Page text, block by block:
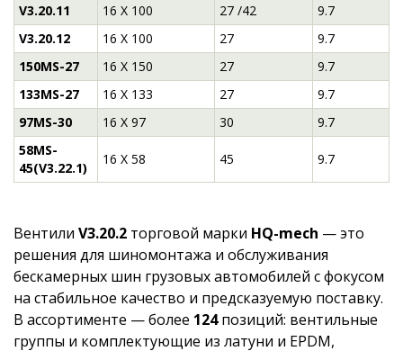
V3.20.11
16 Х 100 27 /42
9.7
V3.20.12
16 Х 100 27
9.7
150MS-27
16 Х 150 27
9.7
133MS-27
16 Х 133 27
9.7
97MS-30
16 Х 97 30
9.7
58MS-
45(V3.22.1)
16 Х 58 45 9.7
Вентили V3.20.2 торговой марки HQ-mech — это
решения для шиномонтажа и обслуживания
бескамерных шин грузовых автомобилей с фокусом
на стабильное качество и предсказуемую поставку.
В ассортименте — более 124позиций: вентильные
группы и комплектующие из латуни и EPDM,